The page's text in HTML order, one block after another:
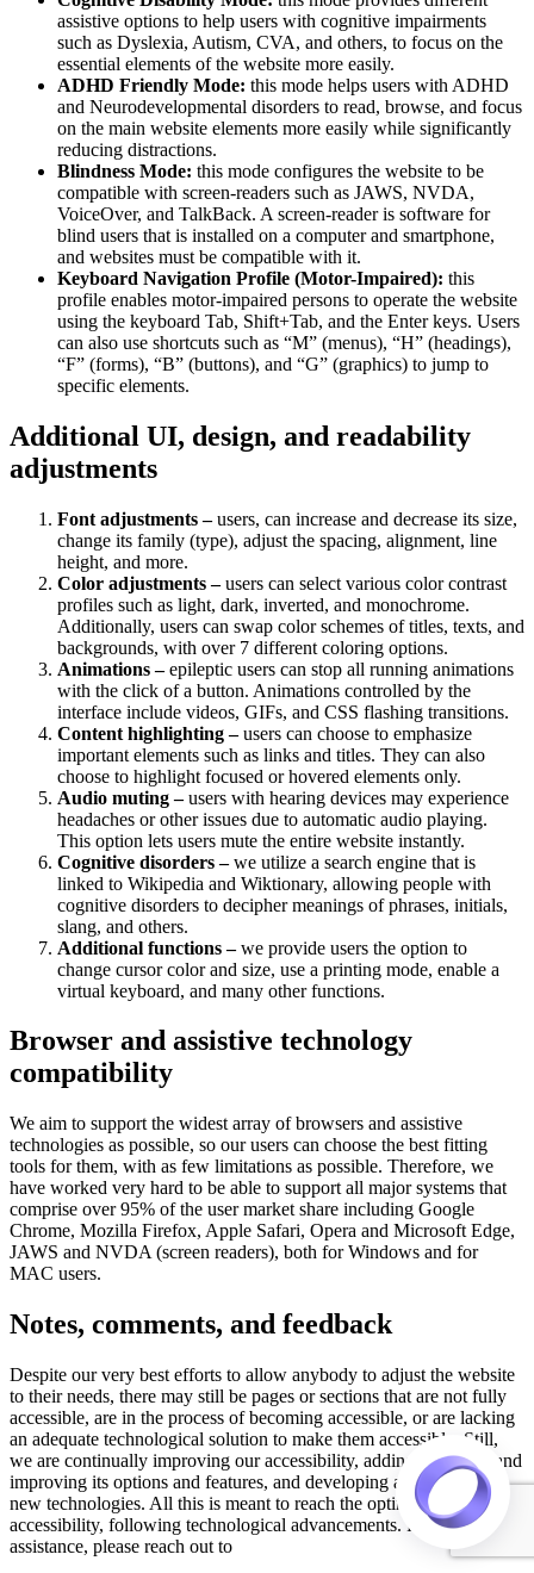
assistive options to help users with cognitive impairments
such as Dyslexia, Autism, CVA, and others, to focus on the
essential elements of the website more easily.
ADHD Friendly Mode: this mode helps users with ADHD
and Neurodevelopmental disorders to read, browse, and focus
on the main website elements more easily while significantly
reducing distractions.
Blindness Mode: this mode configures the website to be
compatible with screen-readers such as JAWS, NVDA,
VoiceOver, and TalkBack. A screen-reader is software for
blind users that is installed on a computer and smartphone,
and websites must be compatible with it.
Keyboard Navigation Profile (Motor-Impaired): this
profile enables motor-impaired persons to operate the website
using the keyboard Tab, Shift+Tab, and the Enter keys. Users
can also use shortcuts such as “M” (menus), “H” (headings),
“F” (forms), “B” (buttons), and “G” (graphics) to jump to
specific elements.
Additional UI, design, and readability
adjustments
Font adjustments –users, can increase and decrease its size,
change its family (type), adjust the spacing, alignment, line
height, and more.
Color adjustments –users can select various color contrast
profiles such as light, dark, inverted, and monochrome.
Additionally, users can swap color schemes of titles, texts, and
backgrounds, with over 7 different coloring options.
Animations –epileptic users can stop all running animations
with the click of a button. Animations controlled by the
interface include videos, GIFs, and CSS flashing transitions.
Content highlighting –users can choose to emphasize
important elements such as links and titles. They can also
choose to highlight focused or hovered elements only.
Audio muting –users with hearing devices may experience
headaches or other issues due to automatic audio playing.
This option lets users mute the entire website instantly.
Cognitive disorders –we utilize a search engine that is
linked to Wikipedia and Wiktionary, allowing people with
cognitive disorders to decipher meanings of phrases, initials,
slang, and others.
Additional functions –we provide users the option to
change cursor color and size, use a printing mode, enable a
virtual keyboard, and many other functions.
Browser and assistive technology
compatibility
We aim to support the widest array of browsers and assistive
technologies as possible, so our users can choose the best fitting
tools for them, with as few limitations as possible. Therefore, we
have worked very hard to be able to support all major systems that
comprise over 95% of the user market share including Google
Chrome, Mozilla Firefox, Apple Safari, Opera and Microsoft Edge,
JAWS and NVDA (screen readers), both for Windows and for
MAC users.
Notes, comments, and feedback
Despite our very best efforts to allow anybody to adjust the website
to their needs, there may still be pages or sections that are not fully
accessible, are in the process of becoming accessible, or are lacking
an adequate technological solution to make them accessible. Still,
we are continually improving our accessibility, adding, updating and
improving its options and features, and developing and adopting
new technologies. All this is meant to reach the optimal level of
accessibility, following technological advancements. For any
assistance, please reach out to